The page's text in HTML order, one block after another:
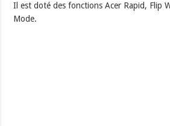
Il est doté des fonctions Acer Rapid, Flip
Mode.